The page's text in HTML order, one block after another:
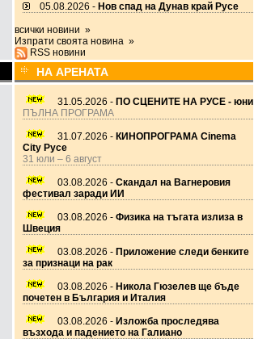
05.08.2026 - Нов спад на Дунав край Русе
всички новини »
Изпрати своята новина »
RSS новини
НА АРЕНАТА
31.05.2026 - ПО СЦЕНИТЕ НА РУСЕ - юни
ПЪЛНА ПРОГРАМА
31.07.2026 - КИНОПРОГРАМА Cinema
City Русе
31 юли – 6 август
03.08.2026 - Скандал на Вагнеровия
фестивал заради ИИ
03.08.2026 - Физика на тъгата излиза в
Швеция
03.08.2026 - Приложение следи бенките
за признаци на рак
03.08.2026 - Никола Гюзелев ще бъде
почетен в България и Италия
03.08.2026 - Изложба проследява
възхода и падението на Галиано